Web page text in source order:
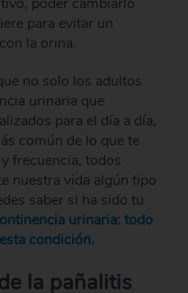
para evitar un
la orina.
no solo los adultos
urinaria que
para el día a día,
común de lo que te
frecuencia, todos
nuestra vida algún tipo
saber si ha sido tu
urinaria: todo
condición.
la pañalitis